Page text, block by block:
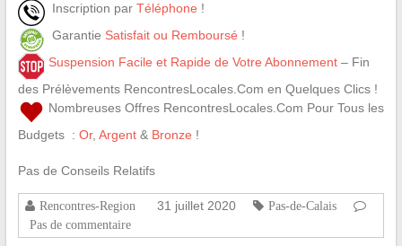
Inscription par Téléphone !
Garantie Satisfait ou Remboursé !
Suspension Facile et Rapide de Votre Abonnement– Fin
des Prélèvements RencontresLocales.Com en Quelques Clics !
Nombreuses Offres RencontresLocales.Com Pour Tous les
Budgets : Or, Argent& Bronze !
Pas de Conseils Relatifs
Rencontres-Region 31 juillet 2020
Pas-de-Calais
Pas de commentaire